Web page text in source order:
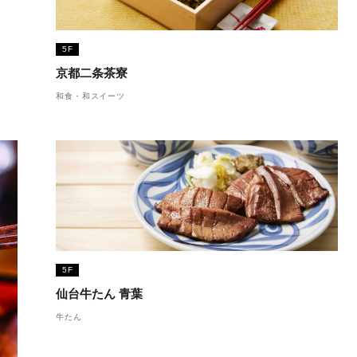
5F
京都二条茶寮
和食・和スイーツ
5F
仙台牛たん 青葉
牛たん